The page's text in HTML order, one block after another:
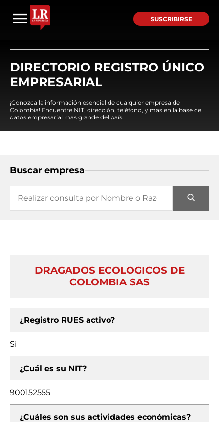
SUSCRIBIRSE
DIRECTORIO REGISTRO ÚNICO
EMPRESARIAL
¡Conozca la información esencial de cualquier empresa de
Colombia! Encuentre NIT, dirección, teléfono, y mas en la base de
datos empresarial mas grande del país.
Buscar empresa
DRAGADOS ECOLOGICOS DE
COLOMBIA SAS
¿Registro RUES activo?
Si
¿Cuál es su NIT?
900152555
¿Cuáles son sus actividades económicas?